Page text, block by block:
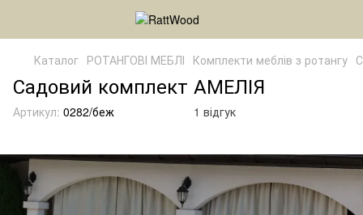
Каталог РОТАНГОВІ МЕБЛІ Комплекти меблів з ротангу
Садовий комплект АМЕЛІЯ
Артикул: 0282/беж 1 відгук